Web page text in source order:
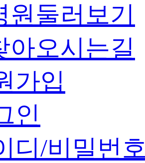
원둘러보기
아오시는길
가입
인
디/비밀번